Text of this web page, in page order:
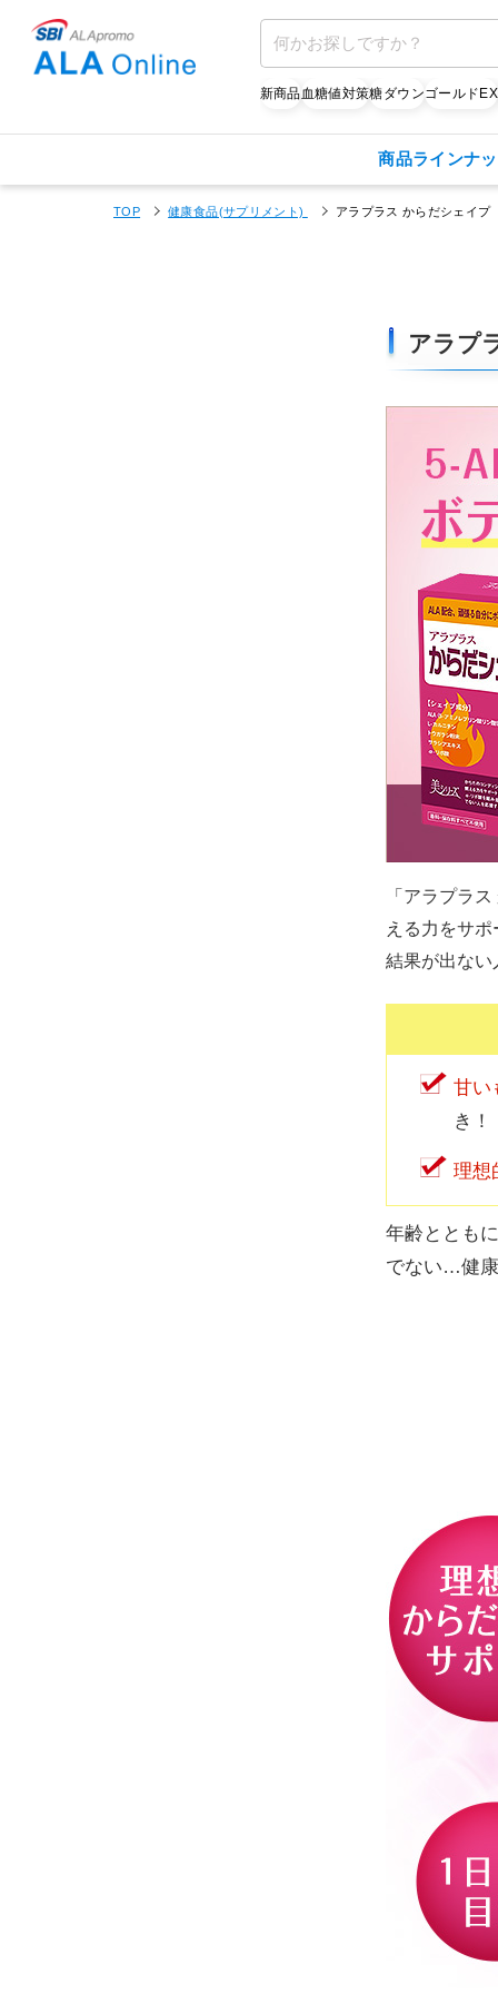
新商品血糖値対策糖ダウンゴールドEX
商品ラインナ
TOP 健康食品(サプリメント) アラプラス からだシェイプ
アラプ
「アラプラ
える力をサ
結果が出ない
甘い
き！
理想
年齢ととも
でない…健